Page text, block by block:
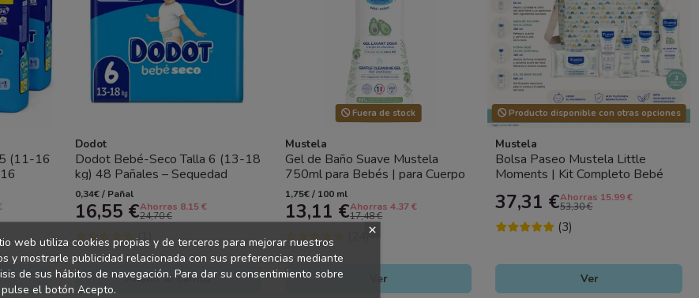
(11-16
Dodot
Dodot Bebé-Seco Talla 6 (13-18
kg) 48 Pañales – Sequedad
Duradera y Protección Anti Fugas
0,34€ / Pañal
16,55 €Ahorras 8.15 €
24,70 €
(1)
Añadir al carrito
Fuera de stock
Mustela
Gel de Baño Suave Mustela
750ml para Bebés | para Cuerpo
y Cabello del Bebé
1,75€ / 100 ml
13,11 €Ahorras 4.37 €
17,48 €
(24)
Ver
Producto disponible con otras opciones
Mustela
Bolsa Paseo Mustela Little
Moments | Kit Completo Bebé
37,31 €Ahorras 15.99 €
53,30 €
(3)
Ver
web utiliza cookies propias y de terceros para mejorar nuestros
y mostrarle publicidad relacionada con sus preferencias mediante
de sus hábitos de navegación. Para dar su consentimiento sobre
el botón Acepto.